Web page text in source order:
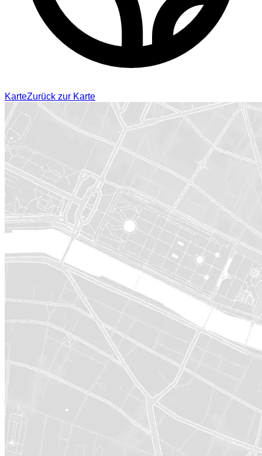
KarteZurück zur Karte